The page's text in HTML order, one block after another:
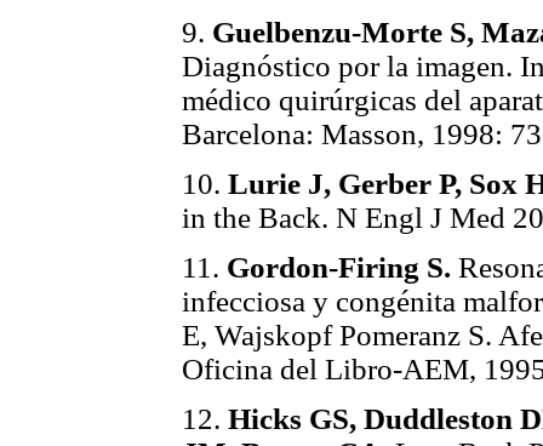
9. Guelbenzu-Morte S,
Diagnóstico por la imagen.
médico quirúrgicas del
Barcelona: Masson, 1998:
10. Lurie J, Gerber P, Sox
in the Back. N Engl J Med
11. Gordon-Firing S.
infecciosa y congénita
E, Wajskopf Pomeranz S.
Oficina del Libro-AEM,
12. Hicks GS, Duddleston